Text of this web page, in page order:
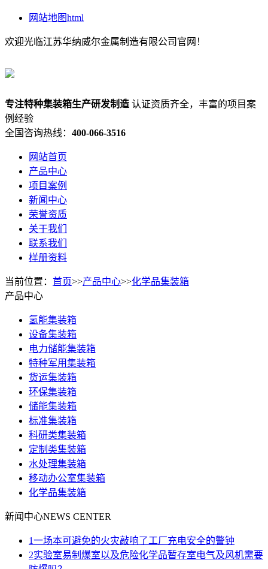
网站地图html
欢迎光临江苏华纳威尔金属制造有限公司官网！
专注特种集装箱生产研发制造 认证资质齐全，丰富的项目案
例经验
全国咨询热线： 400-066-3516
网站首页
产品中心
项目案例
新闻中心
荣誉资质
关于我们
联系我们
样册资料
当前位置： 首页>>产品中心>>化学品集装箱
产品中心
氢能集装箱
设备集装箱
电力储能集装箱
特种军用集装箱
货运集装箱
环保集装箱
储能集装箱
标准集装箱
科研类集装箱
定制类集装箱
水处理集装箱
移动办公室集装箱
化学品集装箱
新闻中心NEWS CENTER
1一场本可避免的火灾敲响了工厂充电安全的警钟
2实验室易制爆室以及危险化学品暂存室电气及风机需要